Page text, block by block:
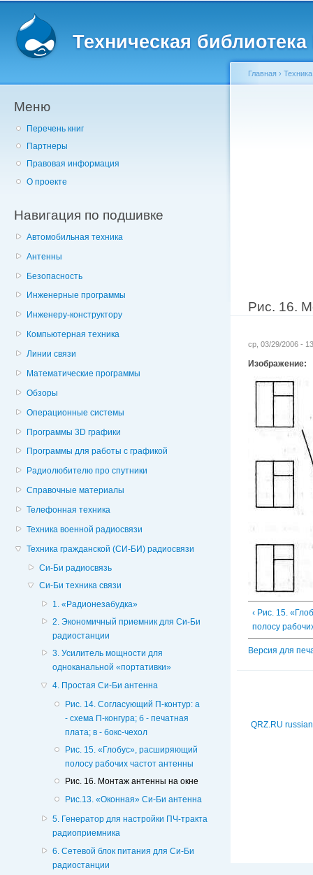
Техническая
Меню
Перечень книг
Партнеры
Правовая информация
О проекте
Навигация по подшивке
Автомобильная техника
Антенны
Безопасность
Инженерные программы
Инженеру-конструктору
Компьютерная техника
Линии связи
Математические программы
Обзоры
Операционные системы
Программы 3D графики
Программы для работы с графикой
Радиолюбителю про спутники
Справочные материалы
Телефонная техника
Техника военной радиосвязи
Техника гражданской (СИ-БИ) радиосвязи
Си-Би радиосвязь
Си-Би техника связи
1. «Радионезабудка»
2. Экономичный приемник для Си-Би
радиостанции
3. Усилитель мощности для
одноканальной «портативки»
4. Простая Си-Би антенна
Рис. 14. Согласующий П-контур: а
- схема П-конгура; б - печатная
плата; в - бокс-чехол
Рис. 15. «Глобус», расширяющий
полосу рабочих частот антенны
Рис. 16. Монтаж антенны на окне
Рис.13. «Оконная» Си-Би антенна
5. Генератор для настройки ПЧ-тракта
радиоприемника
6. Сетевой блок питания для Си-Би
радиостанции
Главная ›
Рис. 16.
ср, 03/29/2006 -
Изображение:
‹ Рис. 15.
полосу
Версия для
QRZ.RU